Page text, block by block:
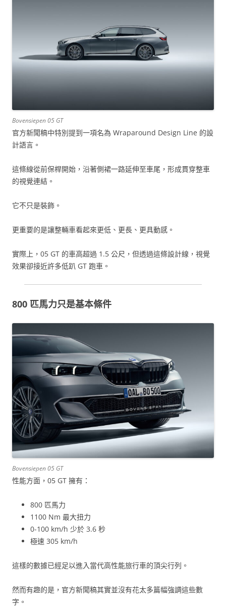
Bovensiepen 05 GT
官方新聞稿中特別提到一項名為 Wraparound Design Line 的設
計語言。
這條線從前保桿開始，沿著側裙一路延伸至車尾，形成貫穿整車
的視覺連結。
它不只是裝飾。
更重要的是讓整輛車看起來更低、更長、更具動感。
實際上，05 GT 的車高超過 1.5 公尺，但透過這條設計線，視覺
效果卻接近許多低趴 GT 跑車。
800 匹馬力只是基本條件
Bovensiepen 05 GT
性能方面，05 GT 擁有：
800 匹馬力
1100 Nm 最大扭力
0-100 km/h 少於 3.6 秒
極速 305 km/h
這樣的數據已經足以進入當代高性能旅行車的頂尖行列。
然而有趣的是，官方新聞稿其實並沒有花太多篇幅強調這些數
字。